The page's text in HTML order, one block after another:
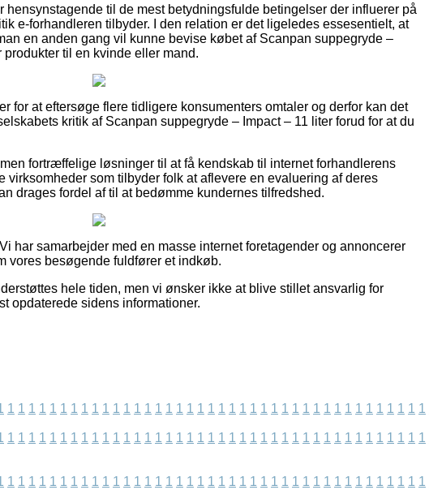
til de mest betydningsfulde betingelser der influerer på
e-forhandleren tilbyder. I den relation er det ligeledes essesentielt, at
en anden gang vil kunne bevise købet af Scanpan suppegryde –
produkter til en kvinde eller mand.
for at eftersøge flere tidligere konsumenters omtaler og derfor kan det
kritik af Scanpan suppegryde – Impact – 11 liter forud for at du
fortræffelige løsninger til at få kendskab til internet forhandlerens
virksomheder som tilbyder folk at aflevere en evaluering af deres
drages fordel af til at bedømme kundernes tilfredshed.
har samarbejder med en masse internet foretagender og annoncerer
vores besøgende fuldfører et indkøb.
hele tiden, men vi ønsker ikke at blive stillet ansvarlig for
opdaterede sidens informationer.
1 1 1 1 1 1 1 1 1 1 1 1 1 1 1 1 1 1 1 1 1 1 1 1 1 1 1 1 1 1 1 1 1 1 1 1 1 1 1 1
1 1 1 1 1 1 1 1 1 1 1 1 1 1 1 1 1 1 1 1 1 1 1 1 1 1 1 1 1 1 1 1 1 1 1 1 1 1 1 1
1 1 1 1 1 1 1 1 1 1 1 1 1 1 1 1 1 1 1 1 1 1 1 1 1 1 1 1 1 1 1 1 1 1 1 1 1 1 1 1